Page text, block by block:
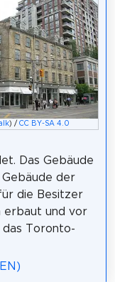
) /CC BY-SA 4.0
Das Gebäude
der
die Besitzer
erbaut und vor
das Toronto-